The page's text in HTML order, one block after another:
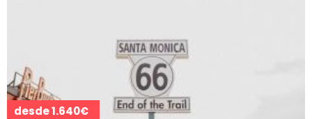
desde1.640€